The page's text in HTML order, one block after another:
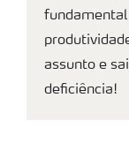
fundamental
assunto e
deficiência!